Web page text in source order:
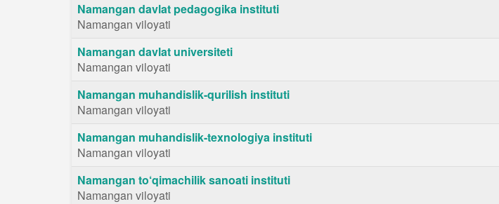
Namangan davlat pedagogika instituti
Namangan viloyati
Namangan davlat universiteti
Namangan viloyati
Namangan muhandislik-qurilish instituti
Namangan viloyati
Namangan muhandislik-texnologiya instituti
Namangan viloyati
Namangan to‘qimachilik sanoati instituti
Namangan viloyati